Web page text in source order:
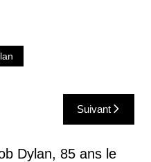
Suivant
Dylan, 85 ans le